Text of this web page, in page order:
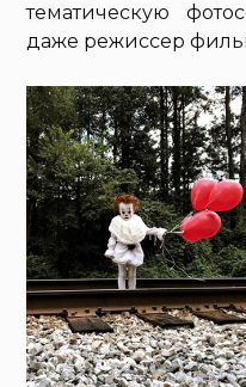
тематическую
даже режиссер